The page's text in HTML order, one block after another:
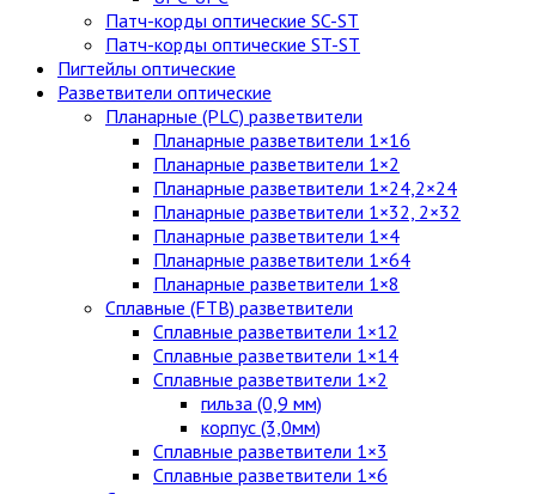
Патч-корды оптические SC-ST
Патч-корды оптические ST-ST
Пигтейлы оптические
Разветвители оптические
Планарные (PLC) разветвители
Планарные разветвители 1×16
Планарные разветвители 1×2
Планарные разветвители 1×24,2×24
Планарные разветвители 1×32, 2×32
Планарные разветвители 1×4
Планарные разветвители 1×64
Планарные разветвители 1×8
Сплавные (FTB) разветвители
Сплавные разветвители 1×12
Сплавные разветвители 1×14
Сплавные разветвители 1×2
гильза (0,9 мм)
корпус (3,0мм)
Сплавные разветвители 1×3
Сплавные разветвители 1×6